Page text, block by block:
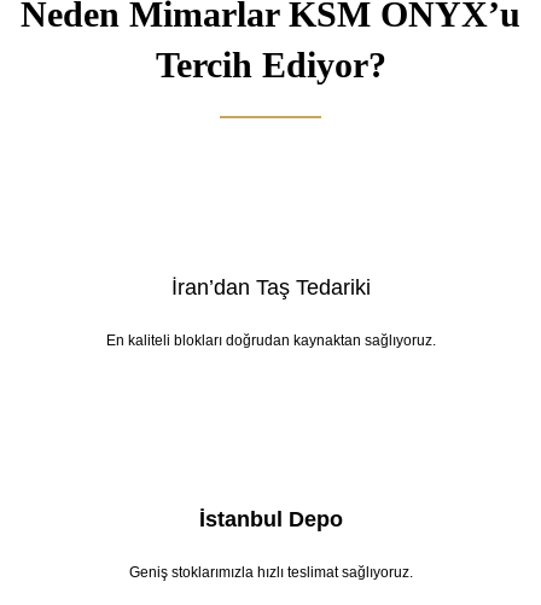
Neden Mimarlar KSM ONYX’u
Tercih Ediyor?
İran’dan Taş Tedariki
En kaliteli blokları doğrudan kaynaktan sağlıyoruz.
İstanbul Depo
Geniş stoklarımızla hızlı teslimat sağlıyoruz.